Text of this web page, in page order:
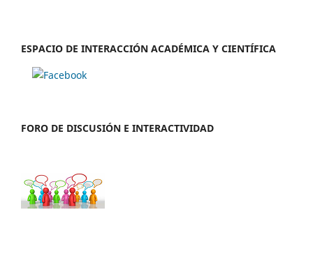
ESPACIO DE INTERACCIÓN ACADÉMICA Y CIENTÍFICA
FORO DE DISCUSIÓN E INTERACTIVIDAD